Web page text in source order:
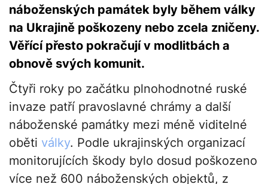
náboženských památek byly během války
na Ukrajině poškozeny nebo zcela zničeny.
Věřící přesto pokračují v modlitbách a
obnově svých komunit.
Čtyři roky po začátku plnohodnotné ruské
invaze patří pravoslavné chrámy a další
náboženské památky mezi méně viditelné
oběti války. Podle ukrajinských organizací
monitorujících škody bylo dosud poškozeno
více než 600 náboženských objektů, z